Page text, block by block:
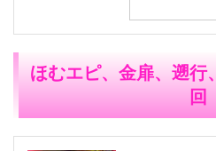
ほむエピ、金扉、遡行
回